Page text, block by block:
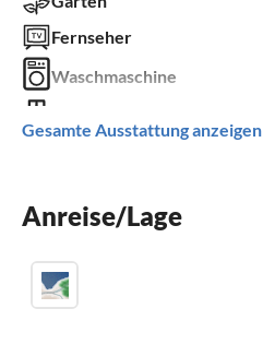
Fernseher
Waschmaschine
Grill
Gesamte Ausstattung anzeigen
Anreise/Lage